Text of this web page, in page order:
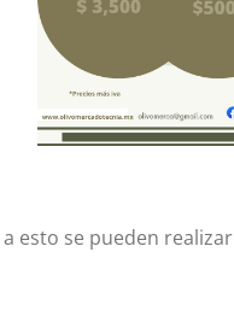
esto se pueden